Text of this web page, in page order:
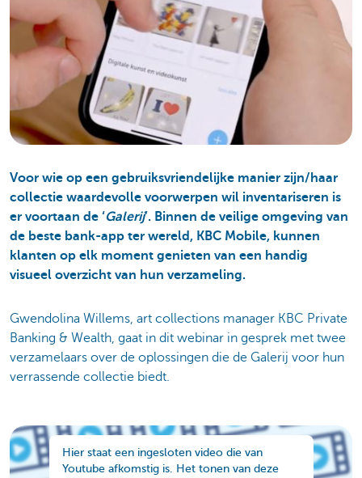
Voor wie op een gebruiksvriendelijke manier zijn/haar
collectie waardevolle voorwerpen wil inventariseren is
er voortaan de ‘Galerij’. Binnen de veilige omgeving van
de beste bank-app ter wereld, KBC Mobile, kunnen
klanten op elk moment genieten van een handig
visueel overzicht van hun verzameling.
Gwendolina Willems, art collections manager KBC Private
Banking & Wealth, gaat in dit webinar in gesprek met twee
verzamelaars over de oplossingen die de Galerij voor hun
verrassende collectie biedt.
Hier staat een ingesloten video die van
Youtube afkomstig is. Het tonen van deze